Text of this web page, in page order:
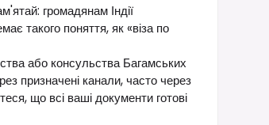
громадянам Індії
такого поняття, як «віза по
або консульства Багамських
призначені канали, часто через
що всі ваші документи готові